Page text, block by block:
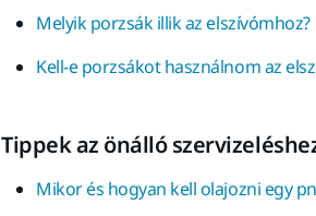
Melyik porzsák illik az elszívómhoz?
Kell-e porzsákot használnom az
Tippek az önálló
Mikor és hogyan kell olajozni egy